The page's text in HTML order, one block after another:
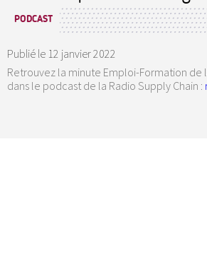
PODCAST
Publié le 12 janvier 2022
Retrouvez la minute Emploi-Formation de
dans le podcast de la Radio Supply Chain :